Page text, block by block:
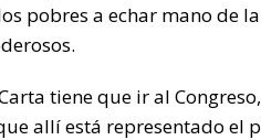
pobres a echar mano de
tiene que ir al
allí está representado el